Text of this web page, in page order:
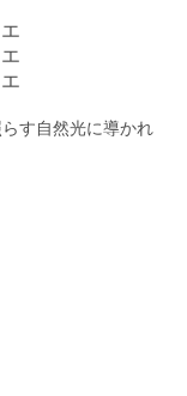
す自然光に導かれ